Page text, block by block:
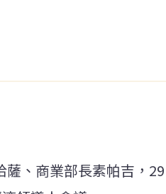
薩、商業部長素帕吉，29